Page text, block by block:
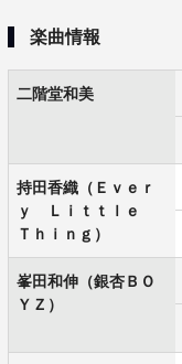
楽曲情報
二階堂和美
持田香織（Ｅｖｅｒ
ｙ Ｌｉｔｔｌｅ
Ｔｈｉｎｇ）
峯田和伸（銀杏ＢＯ
ＹＺ）